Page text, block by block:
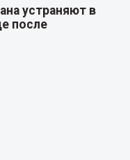
устраняют в
после